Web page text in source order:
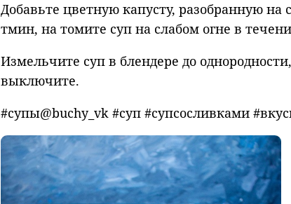
Добавьте цветную капусту, разобранную
тмин, на томите суп на слабом огне в
Измельчите суп в блендере до
выключите.
#супы@buchy_vk #суп #супсосливками